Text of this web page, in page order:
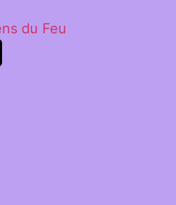
du Feu